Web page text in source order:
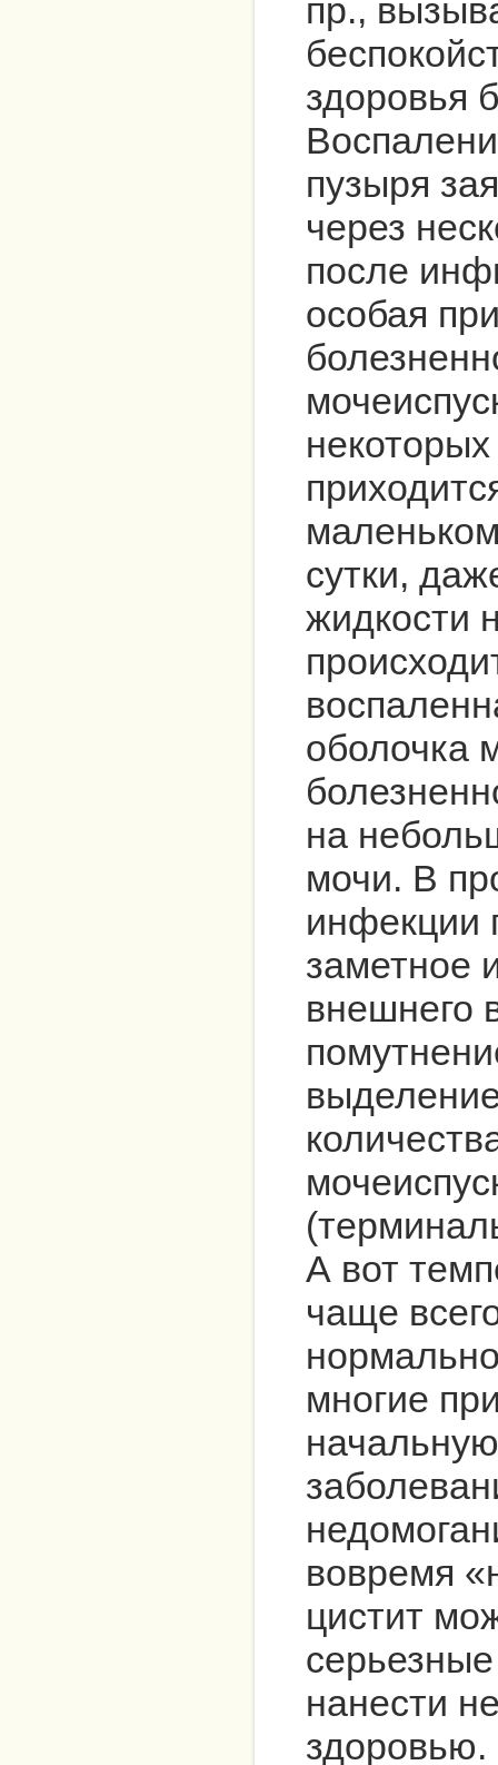
пр.,
здоровья
пузыря
через
после
особая
сутки,
жидкости
оболочка
на
мочи. В
инфекции
заметное
внешнего
А вот
чаще
многие
вовремя
цистит
нанести
здоровью.